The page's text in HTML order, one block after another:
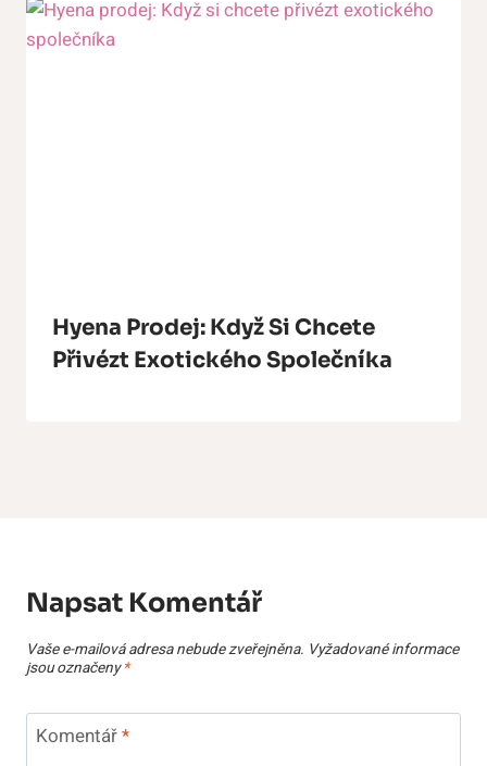
Hyena Prodej: Když Si Chcete
Přivézt Exotického Společníka
Napsat Komentář
Vaše e-mailová adresa nebude zveřejněna. Vyžadované informace
jsou označeny*
Komentář*